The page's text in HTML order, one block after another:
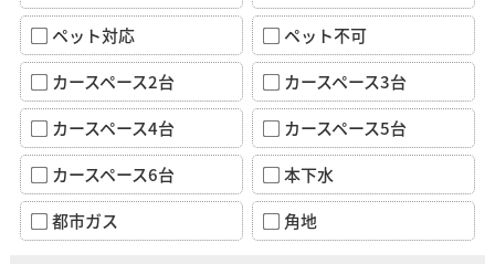
ペット対応
ペット不可
カースペース2台
カースペース3台
カースペース4台
カースペース5台
カースペース6台
本下水
都市ガス
角地